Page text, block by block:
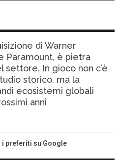
di Warner
Paramount, è pietra
In gioco non c’è
storico, ma la
ecosistemi globali
anni
i preferiti su Google